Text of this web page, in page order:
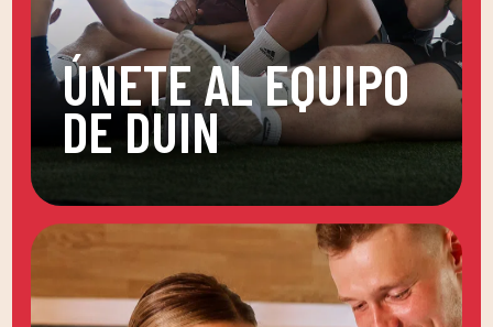
ÚNETE AL EQUIPO
DE DUIN